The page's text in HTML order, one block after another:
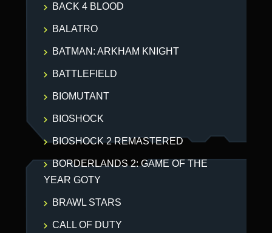
BACK 4 BLOOD
BALATRO
BATMAN: ARKHAM KNIGHT
BATTLEFIELD
BIOMUTANT
BIOSHOCK
BIOSHOCK 2 REMASTERED
BORDERLANDS 2: GAME OF THE
YEAR GOTY
BRAWL STARS
CALL OF DUTY